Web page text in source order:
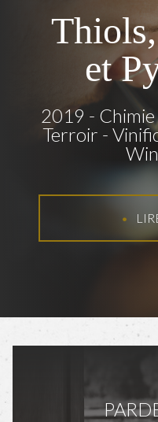
et
2019 Chimie
Terroir